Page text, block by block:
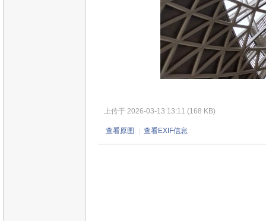
上传于 2026-03-13 13:11 (168 KB)
查看原图 查看EXIF信息